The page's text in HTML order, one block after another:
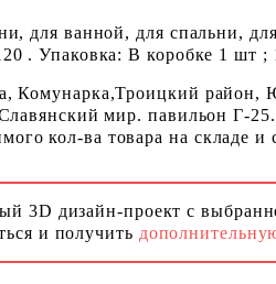
для ванной, для спальни,
. Упаковка: В коробке 1 шт ;
Комунарка,Троицкий район,
мир. павильон Г-25.
кол-ва товара на складе
3D дизайн-проект с
и получить